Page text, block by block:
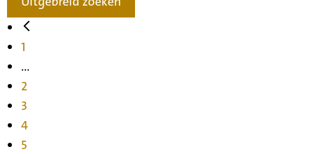
1
...
2
3
4
5